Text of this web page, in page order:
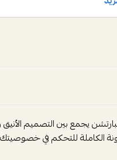
يجمع بين التصميم الأنيق
الكاملة للتحكم في